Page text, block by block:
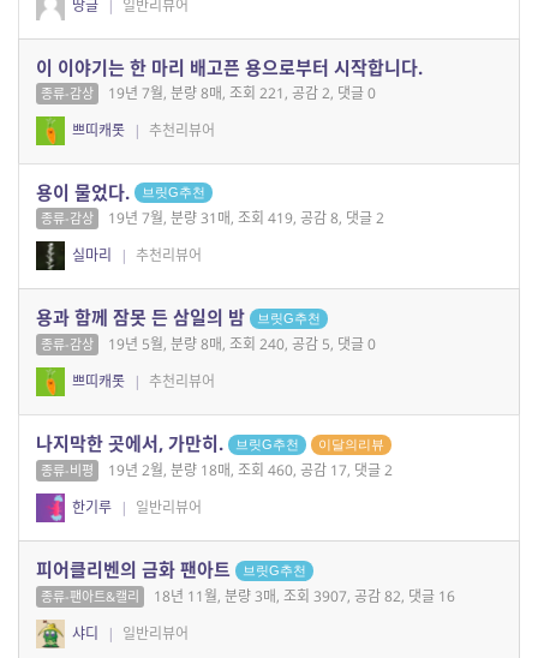
땅글 | 일반리뷰어
이 이야기는 한 마리 배고픈 용으로부터 시작합니다.
종류-감상
19년 7월, 분량 8매, 조회 221, 공감 2, 댓글 0
쁘띠캐롯 | 추천리뷰어
용이 물었다. 브릿G추천
종류-감상
19년 7월, 분량 31매, 조회 419, 공감 8, 댓글 2
실마리
| 추천리뷰어
용과 함께 잠못 든 삼일의 밤 브릿G추천
종류-감상
19년 5월, 분량 8매, 조회 240, 공감 5, 댓글 0
쁘띠캐롯 | 추천리뷰어
나지막한 곳에서, 가만히. 브릿G추천 이달의리뷰
종류-비평
19년 2월, 분량 18매, 조회 460, 공감 17, 댓글 2
한기루 | 일반리뷰어
피어클리벤의 금화 팬아트 브릿G추천
종류-팬아트&캘리
18년 11월, 분량 3매, 조회 3907, 공감 82, 댓글 16
샤디
| 일반리뷰어